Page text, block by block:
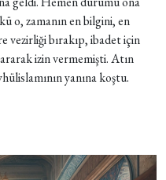
o, zamanın en bilgini, en
vezirliği bırakıp, ibadet için
izin vermemişti. Atın
yanına koştu.